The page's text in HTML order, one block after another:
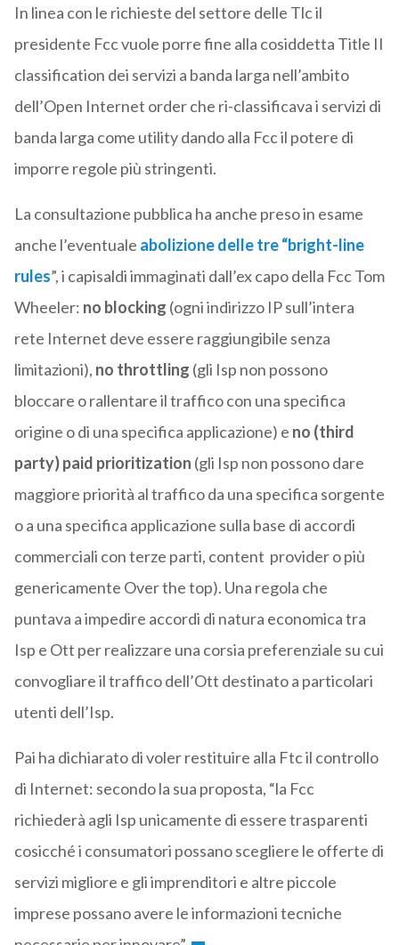
In linea con le richieste del settore delle Tlc il
presidente Fcc vuole porre fine alla cosiddetta Title II
classification dei servizi a banda larga nell’ambito
dell’Open Internet order che ri-classificava i servizi di
banda larga come utility dando alla Fcc il potere di
imporre regole più stringenti.
La consultazione pubblica ha anche preso in esame
anche l’eventuale abolizione delle tre “bright-line
rules”, i capisaldi immaginati dall’ex capo della Fcc Tom
Wheeler: no blocking (ogni indirizzo IP sull’intera
rete Internet deve essere raggiungibile senza
limitazioni), no throttling (gli Isp non possono
bloccare o rallentare il traffico con una specifica
origine o di una specifica applicazione) e no (third
party) paid prioritization (gli Isp non possono dare
maggiore priorità al traffico da una specifica sorgente
o a una specifica applicazione sulla base di accordi
commerciali con terze parti, content provider o più
genericamente Over the top). Una regola che
puntava a impedire accordi di natura economica tra
Isp e Ott per realizzare una corsia preferenziale su cui
convogliare il traffico dell’Ott destinato a particolari
utenti dell’Isp.
Pai ha dichiarato di voler restituire alla Ftc il controllo
di Internet: secondo la sua proposta, “la Fcc
richiederà agli Isp unicamente di essere trasparenti
cosicché i consumatori possano scegliere le offerte di
servizi migliore e gli imprenditori e altre piccole
imprese possano avere le informazioni tecniche